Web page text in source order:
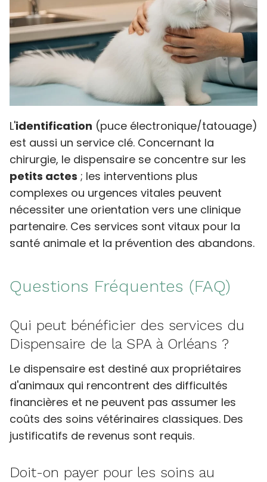
L'identification (puce électronique/tatouage)
est aussi un service clé. Concernant la
chirurgie, le dispensaire se concentre sur les
petits actes ; les interventions plus
complexes ou urgences vitales peuvent
nécessiter une orientation vers une clinique
partenaire. Ces services sont vitaux pour la
santé animale et la prévention des abandons.
Questions Fréquentes (FAQ)
Qui peut bénéficier des services du
Dispensaire de la SPA à Orléans ?
Le dispensaire est destiné aux propriétaires
d'animaux qui rencontrent des difficultés
financières et ne peuvent pas assumer les
coûts des soins vétérinaires classiques. Des
justificatifs de revenus sont requis.
Doit-on payer pour les soins au